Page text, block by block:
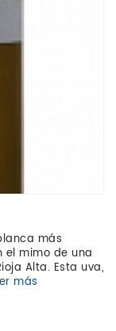
más
el mimo de una
Alta. Esta uva,
más